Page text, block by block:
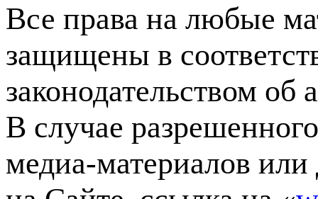
Все права на любые
защищены в
законодательством
В случае
медиа-материалов или